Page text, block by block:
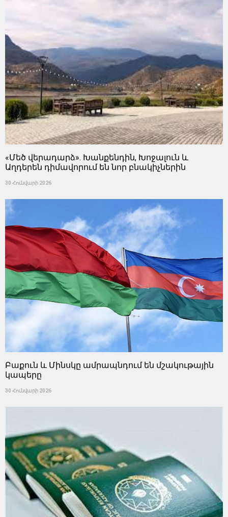
«Մեծ վերադարձ». Խանքենդին, Խոջալուն և
Աղդերեն դիմավորում են նոր բնակիչներին
30 Հունվարի 2026
Բաքուն և Մինսկը ամրապնդում են մշակութային
կապերը
30 Հունվարի 2026